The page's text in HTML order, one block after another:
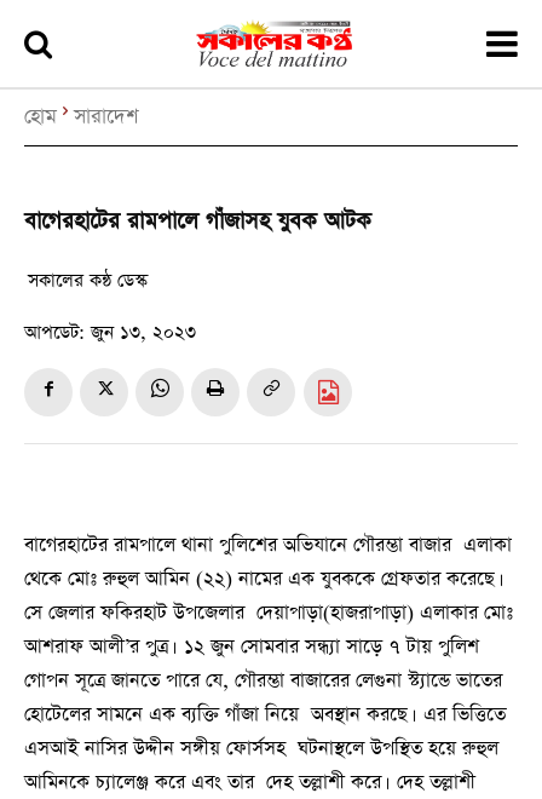
হোম সারাদেশ
বাগেরহাটের রামপালে গাঁজাসহ যুবক আটক
সকালের কন্ঠ ডেস্ক
আপডেট: জুন ১৩, ২০২৩
বাগেরহাটের রামপালে থানা পুলিশের অভিযানে গৌরম্ভা বাজার এলাকা
থেকে মোঃ রুহুল আমিন (২২) নামের এক যুবককে গ্রেফতার করেছে।
সে জেলার ফকিরহাট উপজেলার দেয়াপাড়া(হাজরাপাড়া) এলাকার মোঃ
আশরাফ আলী’র পুত্র। ১২ জুন সোমবার সন্ধ্যা সাড়ে ৭ টায় পুলিশ
গোপন সূত্রে জানতে পারে যে, গৌরম্ভা বাজারের লেগুনা স্ট্যান্ডে ভাতের
হোটেলের সামনে এক ব্যক্তি গাঁজা নিয়ে অবস্থান করছে। এর ভিত্তিতে
এসআই নাসির উদ্দীন সঙ্গীয় ফোর্সসহ ঘটনাস্থলে উপস্থিত হয়ে রুহুল
আমিনকে চ্যালেঞ্জ করে এবং তার দেহ তল্লাশী করে। দেহ তল্লাশী